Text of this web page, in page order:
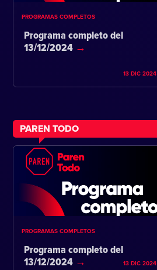
PROGRAMAS COMPLETOS
Programa completo del
13/12/2024
13 DIC 2024
PAREN TODO
PROGRAMAS COMPLETOS
Programa completo del
13/12/2024
13 DIC 2024